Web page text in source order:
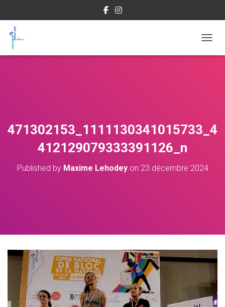
471302153_1111130341015733_4
412129079333391126_n
Published by Maxime Lehodeyon 23 décembre 2024